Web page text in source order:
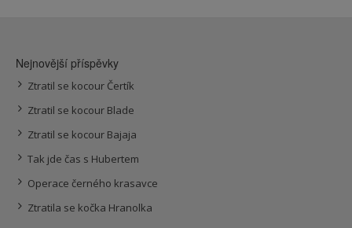
Nejnovější příspěvky
Ztratil se kocour Čertík
Ztratil se kocour Blade
Ztratil se kocour Bajaja
Tak jde čas s Hubertem
Operace černého krasavce
Ztratila se kočka Hranolka